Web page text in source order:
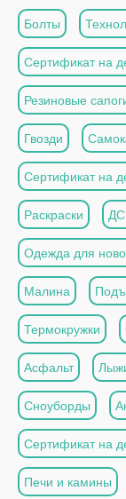
Болты
Сертификат на
Резиновые
Гвозди
Сертификат на
Раскраски
Одежда для
Малина
Термокружки
Асфальт
Сноуборды
Сертификат на
Печи и камины